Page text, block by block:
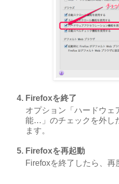
Firefoxを終了
オプション「ハードウェ
能…」のチェックを外し
ます。
Firefoxを再起動
Firefoxを終了したら、再